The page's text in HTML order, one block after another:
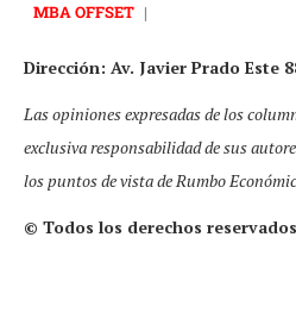
MBA OFFSET |
Dirección: Av. Javier Prado Este
Las opiniones expresadas de los
exclusiva responsabilidad de sus
los puntos de vista de Rumbo
© Todos los derechos